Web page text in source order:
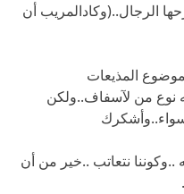
الرجال..(وكادالمريب أن
المذيعات
نوع من لآسفاف..ولكن
..وكوننا نتعاتب ..خير من أن